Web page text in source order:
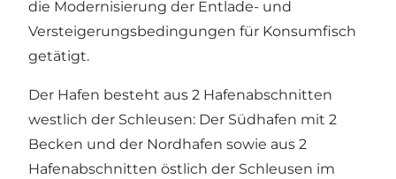
die Modernisierung der Entlade- und
Versteigerungsbedingungen für Konsumfisch
getätigt.
Der Hafen besteht aus 2 Hafenabschnitten
westlich der Schleusen: Der Südhafen mit 2
Becken und der Nordhafen sowie aus 2
Hafenabschnitten östlich der Schleusen im